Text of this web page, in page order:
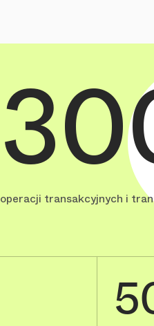
operacji transakcyjnych i